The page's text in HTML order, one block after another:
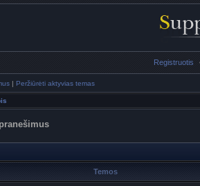
Registruotis
| Peržiūrėti aktyvias temas
Temos